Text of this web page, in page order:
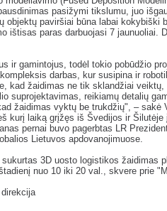
pasižymi tikslumu, juo
objektų paviršiai būna labai kokybiški
ištisas paras darbuojasi 7 jaunuoliai.
ir gamintojus, todėl tokio pobūdžio
darbas, kur susipina ir
kad žaidimas ne tik sklandžiai veiktų,
suprojektavimas, reikiamų detalių
žaidimas vyktų be trukdžių", – sakė
kurį laiką grįžęs iš Švedijos ir Šilutėje
pernai buvo pagerbtas LR
Lietuvos apdovanojimuose.
3D uosto logistikos žaidimas
nuo 10 iki 20 val., skvere prie